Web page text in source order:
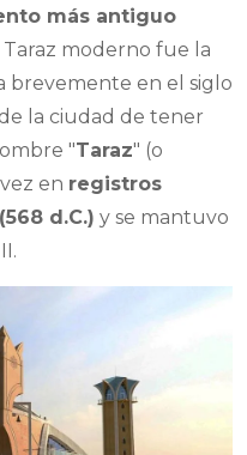
más antiguo
Taraz moderno fue la
brevemente en el siglo
de la ciudad de tener
"Taraz" (o
en registros
d.C.) y se mantuvo